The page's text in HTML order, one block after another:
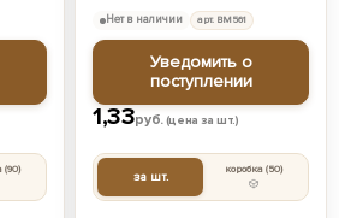
(90)
1,33руб.(цена за шт.)
за шт. коробка(50)
Нет в наличии арт. ВМ561
Уведомить о
поступлении